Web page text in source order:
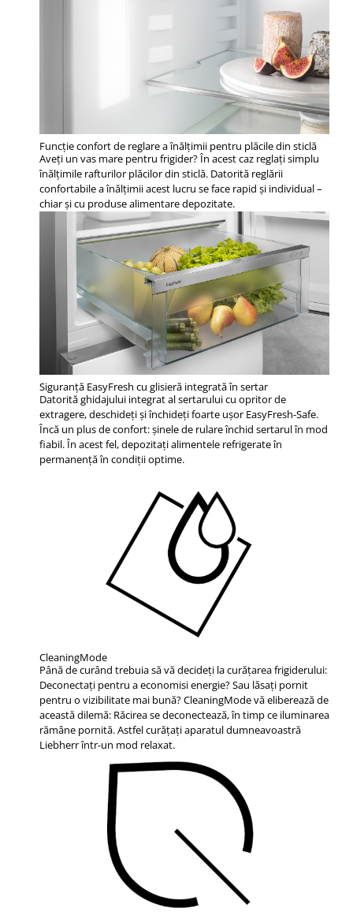
Funcţie confort de reglare a înălţimii pentru plăcile din sticlă
Aveţi un vas mare pentru frigider? În acest caz reglaţi simplu
înălţimile rafturilor plăcilor din sticlă. Datorită reglării
confortabile a înălţimii acest lucru se face rapid şi individual –
chiar şi cu produse alimentare depozitate.
Siguranță EasyFresh cu glisieră integrată în sertar
Datorită ghidajului integrat al sertarului cu opritor de
extragere, deschideţi şi închideţi foarte uşor EasyFresh-Safe.
Încă un plus de confort: șinele de rulare închid sertarul în mod
fiabil. În acest fel, depozitaţi alimentele refrigerate în
permanenţă în condiţii optime.
CleaningMode
Până de curând trebuia să vă decideţi la curăţarea frigiderului:
Deconectaţi pentru a economisi energie? Sau lăsaţi pornit
pentru o vizibilitate mai bună? CleaningMode vă eliberează de
această dilemă: Răcirea se deconectează, în timp ce iluminarea
rămâne pornită. Astfel curăţaţi aparatul dumneavoastră
Liebherr într-un mod relaxat.